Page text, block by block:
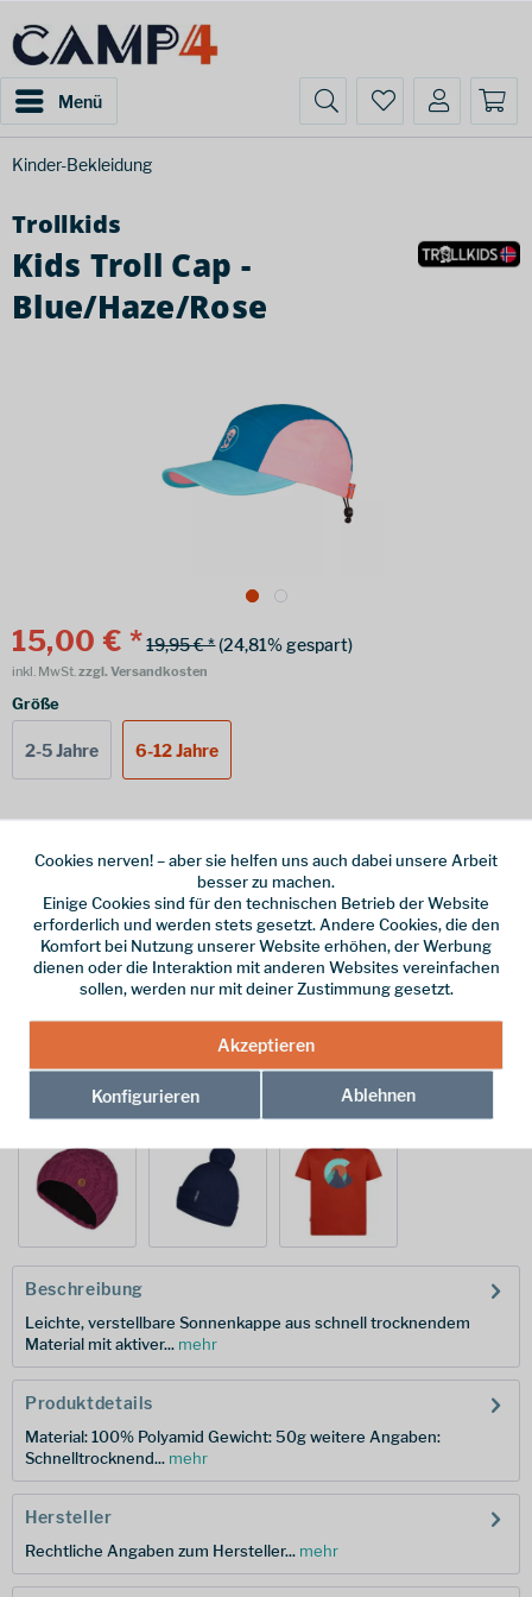
Menü
Kinder-Bekleidung
Trollkids
Kids Troll Cap -
Blue/Haze/Rose
15,00 € * 19,95 € *(24,81% gespart)
inkl. MwSt.zzgl. Versandkosten
Größe
2-5 Jahre 6-12 Jahre
Online bestellen Ladenabholung
vorrätig | Lieferzeit 1-3 Werktage
In denWarenkorb
942-130-054
weitere Modelle:
Beschreibung
Leichte, verstellbare Sonnenkappe aus schnell trocknendem
Material mit aktiver... mehr
Produktdetails
Material: 100% Polyamid Gewicht: 50g weitere Angaben:
Schnelltrocknend... mehr
Hersteller
Rechtliche Angaben zum Hersteller... mehr
Cookies nerven! – aber sie helfen uns auch dabei unsere Arbeit
besser zu machen.
Einige Cookies sind für den technischen Betrieb der Website
erforderlich und werden stets gesetzt. Andere Cookies, die den
Komfort bei Nutzung unserer Website erhöhen, der Werbung
dienen oder die Interaktion mit anderen Websites vereinfachen
sollen, werden nur mit deiner Zustimmung gesetzt.
Akzeptieren
Konfigurieren Ablehnen